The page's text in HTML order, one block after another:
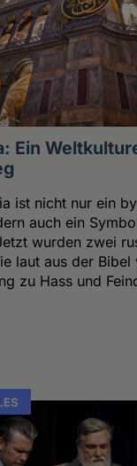
Ein
ist nicht nur ein
auch ein
wurden zwei
laut aus der Bibel
zu Hass und